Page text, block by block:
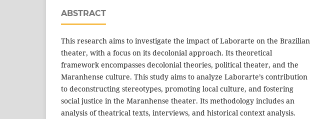
ABSTRACT
This research aims to investigate the impact of Laborarte on the Brazilian
theater, with a focus on its decolonial approach. Its theoretical
framework encompasses decolonial theories, political theater, and the
Maranhense culture. This study aims to analyze Laborarte’s contribution
to deconstructing stereotypes, promoting local culture, and fostering
social justice in the Maranhense theater. Its methodology includes an
analysis of theatrical texts, interviews, and historical context analysis.